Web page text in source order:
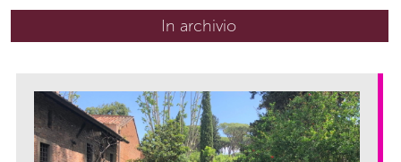
In archivio